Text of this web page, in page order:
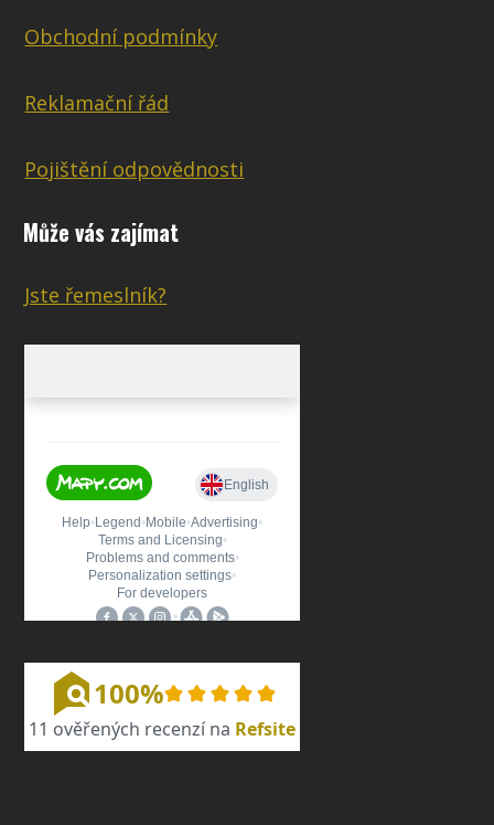
Obchodní podmínky
Reklamační řád
Pojištění odpovědnosti
Může vás zajímat
Jste řemeslník?